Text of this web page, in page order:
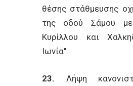
θέσης στάθμευσης
της οδού Σάμου
Κυρίλλου και
Ιωνία".
23. Λήψη